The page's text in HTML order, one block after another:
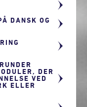
DANSK OG
DER
VED
ELLER